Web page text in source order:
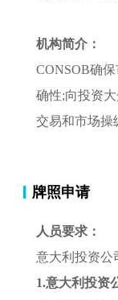
机构简介：
CONSOB确
确性;向投资
交易和市场操
牌照申请
人员要求：
意大利投资公
1.意大利投资